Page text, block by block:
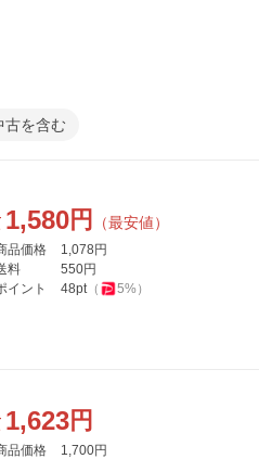
古を含む
1,580円 （最安値）
品価格 1,078 円
料
550円
イント
48pt（ 5%）
1,623円
品価格 1,700円